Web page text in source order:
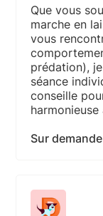
Que vous
marche en
vous
prédation),
séance
conseille
Sur demande